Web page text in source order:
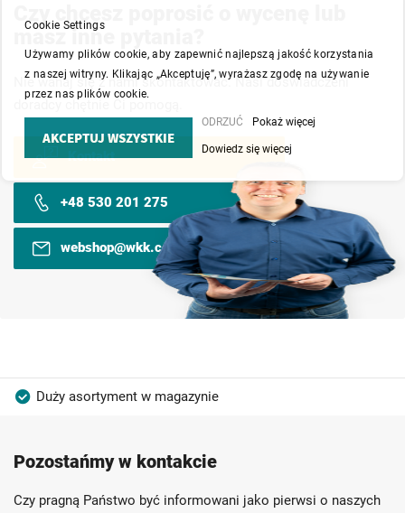
Czy chcesz poprosić o wycenę lub
masz inne pytania?
Nie wahaj się z nami skontaktować. Nasi doświadczeni
doradcy chętnie Ci pomogą.
Kontakt
+48 530 201 275
webshop@wkk.com.pl
Duży asortyment w magazynie
Szybka dostawa
Indywidualni doradcy
Ponad 40 lat doświadczenia
Pozostańmy w kontakcie
Czy pragną Państwo być informowani jako pierwsi o naszych
Cookie Settings
Używamy plików cookie, aby zapewnić najlepszą jakość korzystania
z naszej witryny. Klikając „Akceptuję”, wyrażasz zgodę na używanie
przez nas plików cookie.
AKCEPTUJ WSZYSTKIE
ODRZUĆ Pokaż więcej
Dowiedz się więcej